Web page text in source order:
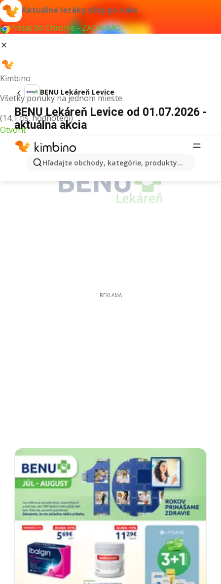
Aktuálne letáky vždy po ruke
Pridať do Chrome - ZADARMO
Kimbino
Všetky ponuky na jednom mieste
(14,1 tis. hodnotení)
Otvoriť
Hľadajte obchody, kategórie, produkty...
BENU Lekáreň Levice
BENU Lekáreň Levice od 01.07.2026 -
aktuálna akcia
REKLAMA